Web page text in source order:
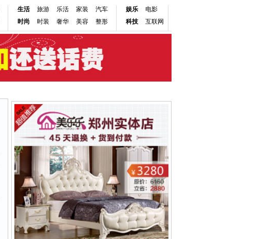
生活 旅游 乐活 家装
汽车
时尚
时装 奢华 美容 整形
娱乐
电影
科技
互联网